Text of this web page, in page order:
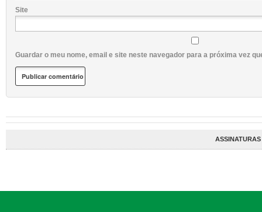
Site
Guardar o meu nome, email e site neste navegador para a próxima vez
ASSINATURAS